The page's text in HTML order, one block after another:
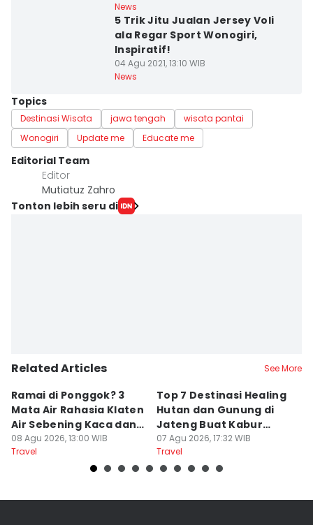
News
5 Trik Jitu Jualan Jersey Voli
ala Regar Sport Wonogiri,
Inspiratif!
04 Agu 2021, 13:10 WIB
News
Topics
Destinasi Wisata jawa tengah
wisata pantai
Wonogiri
Update me Educate me
Editorial Team
Editor
Mutiatuz Zahro
Tonton lebih seru di
Related Articles See More
Ramai di Ponggok? 3
Mata Air Rahasia Klaten
Air Sebening Kaca dan
Masih Sepi
08 Agu 2026, 13:00 WIB
Travel
Top 7 Destinasi Healing
Hutan dan Gunung di
Jateng Buat Kabur
Sejenak, Under Rp200
Ribu
07 Agu 2026, 17:32 WIB
Travel